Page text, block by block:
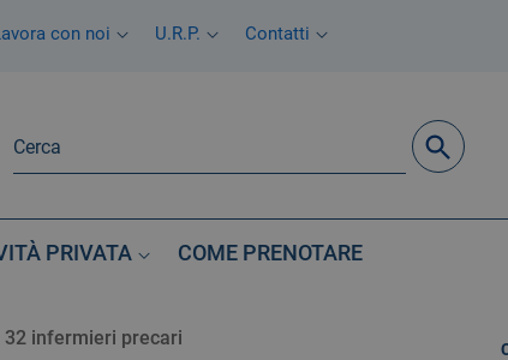
con noi U.R.P. Contatti
PRIVATA COME PRENOTARE
32 infermieri precari